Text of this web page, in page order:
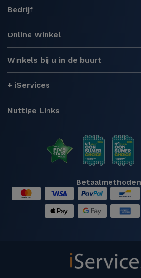
Bedrijf
Online Winkel
Winkels bij u in de buurt
+ iServices
Nuttige Links
Betaalmethoden